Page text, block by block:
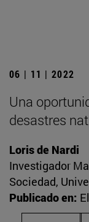
06 | 11 | 2022
Una
desastres
Loris de Nardi
Investigador
Sociedad,
Publicado en: